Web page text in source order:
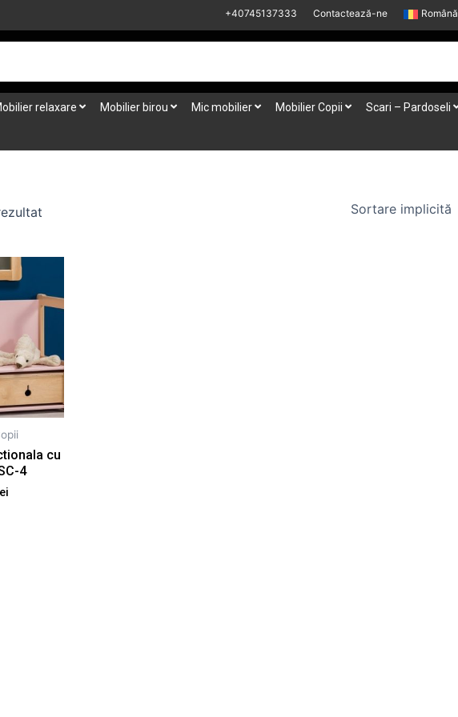
+40745137333 Contactează-ne Română
relaxare Mobilier birou Mic mobilier Mobilier Copii Scari – Pardoseli
cu
4
lei